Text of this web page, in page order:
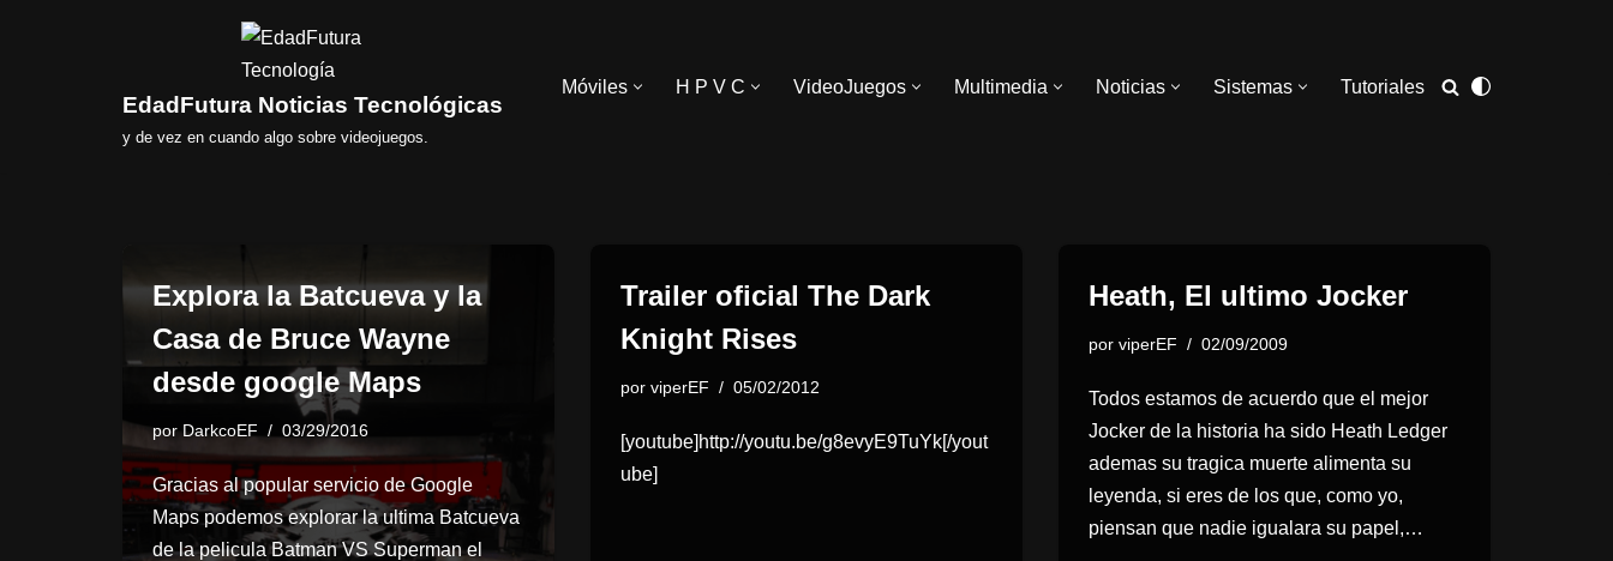
EdadFutura Noticias Tecnológicas
y de vez en cuando algo sobre videojuegos.
Móviles H P V C VideoJuegos Multimedia Noticias Sistemas Tutoriales
Explora la Batcueva y la
Casa de Bruce Wayne
desde google Maps
porDarkcoEF 03/29/2016
Gracias al popular servicio de Google
Maps podemos explorar la ultima Batcueva
de la pelicula Batman VS Superman el
Trailer oficial The Dark
Knight Rises
por viperEF 05/02/2012
[youtube]http://youtu.be/g8evyE9TuYk[/yout
ube]
Heath, El ultimo Jocker
por viperEF 02/09/2009
Todos estamos de acuerdo que el mejor
Jocker de la historia ha sido Heath Ledger
ademas su tragica muerte alimenta su
leyenda, si eres de los que, como yo,
piensan que nadie igualara su papel,…